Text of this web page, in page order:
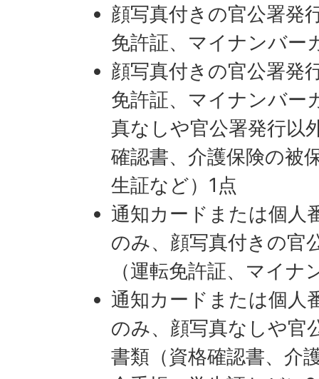
顔写真付きの官公署発
免許証、マイナンバー
顔写真付きの官公署発
免許証、マイナンバー
真なしや官公署発行以
確認書、介護保険の被
生証など）1点
通知カードまたは個人
のみ、顔写真付きの官
（運転免許証、マイ
通知カードまたは個人
のみ、顔写真なしや官
書類（資格確認書、介